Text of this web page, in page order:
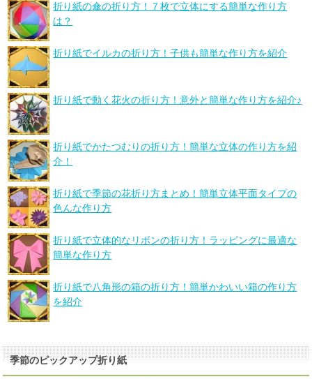
折り紙の傘の折り方！７枚で立体にする簡単な作り方
は？
折り紙でイルカの折り方！子供も簡単な作り方を紹介
折り紙で動く花火の折り方！意外と簡単な作り方を紹介♪
折り紙でかたつむりの折り方！簡単な立体の作り方を紹
介！
折り紙で季節の花折り方まとめ！簡単立体平面タイプの
色んな作り方
折り紙で立体的なリボンの折り方！ラッピングに最適な
簡単な作り方
折り紙で八角形の箱の折り方！簡単かわいい箱の作り方
を紹介
季節のピックアップ折り紙